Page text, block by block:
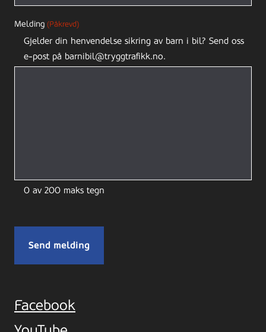
Melding (Påkrevd)
Gjelder din henvendelse sikring av barn i bil? Send oss
e-post på barnibil@tryggtrafikk.no.
0 av 200 maks tegn
Facebook